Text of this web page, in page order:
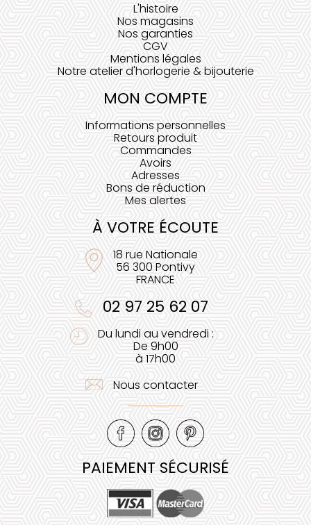
L'histoire
Nos magasins
Nos garanties
CGV
Mentions légales
Notre atelier d'horlogerie & bijouterie
MON COMPTE
Informations personnelles
Retours produit
Commandes
Avoirs
Adresses
Bons de réduction
Mes alertes
À VOTRE ÉCOUTE
18 rue Nationale
56 300 Pontivy
FRANCE
02 97 25 62 07
Du lundi au vendredi :
De 9h00
à 17h00
Nous contacter
PAIEMENT SÉCURISÉ